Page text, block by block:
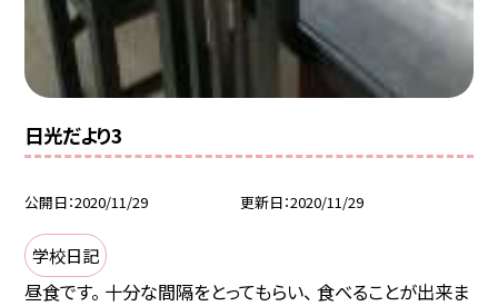
日光だより3
公開日 2020/11/29 更新日 2020/11/29
学校日記
昼食です。 十分な間隔をとってもらい、 食べることが出来ま